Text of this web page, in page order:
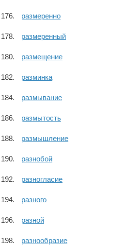
размеренно
размеренный
размещение
разминка
размывание
размытость
размышление
разнобой
разногласие
разного
разной
разнообразие